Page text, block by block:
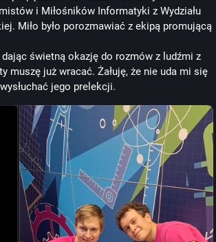
i Miłośników Informatyki z Wydziału
Miło było porozmawiać z ekipą promującą
świetną okazję do rozmów z ludźmi z
muszę już wracać. Żałuję, że nie uda mi się
jego prelekcji.